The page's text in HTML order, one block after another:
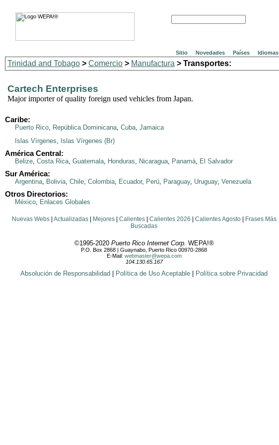
Sitio Novedades Países Idiomas
Trinidad and Tobago > Comercio > Manufactura > Transportes:
Cartech Enterprises
Major importer of quality foreign used vehicles from Japan.
Caribe:
Puerto Rico, República Dominicana, Cuba, Jamaica
Islas Vírgenes, Islas Vírgenes (Br)
América Central:
Belize, Costa Rica, Guatemala, Honduras, Nicaragua, Panamá, El Salvador
Sur América:
Argentina, Bolivia, Chile, Colombia, Ecuador, Perú, Paraguay, Uruguay, Venezuela
Otros Directorios:
México, Enlaces Globales
Nuevas Webs| Actualizadas| Mejores| Calientes| Calientes 2026 Calientes Agosto|
Frases Más
Buscadas
©1995-2020 Puerto Rico Internet Corp. WEPA!®
P.O. Box 2868 | Guaynabo, Puerto Rico 00970-2868
E-Mail: webmaster@wepa.com
104.130.65.167
Absolución de Responsabilidad Política de Uso Aceptable Política sobre Privacidad